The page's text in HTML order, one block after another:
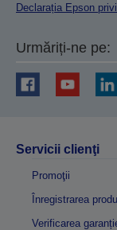
Declarația Epson
Urmăriți-ne pe:
Servicii clienţi
Promoţii
Înregistrarea
Verificarea